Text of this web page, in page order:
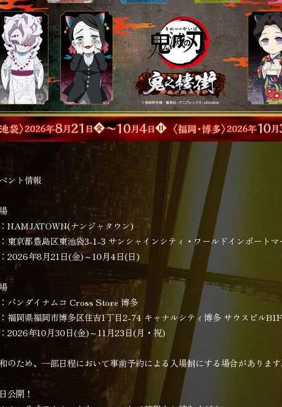
ント情報
NAMJATOWN(ナンジャタウン)
京都豊島区東池袋3-1-3 サンシャインシティ・ワールドインポートマ
2026年8月21日(金)～10月4日(日)
バンダイナムコ Cross Store 博多
岡県福岡市博多区住吉1丁目2-74 キャナルシティ博多 サウスビルB1F
2026年10月30日(金)～11月23日(月・祝)
のため、一部日程において事前予約による入場制にする場合があります
公開！